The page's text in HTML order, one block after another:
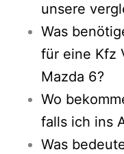
unsere
Was
für eine Kfz
Mazda 6?
Wo
falls ich ins
Was